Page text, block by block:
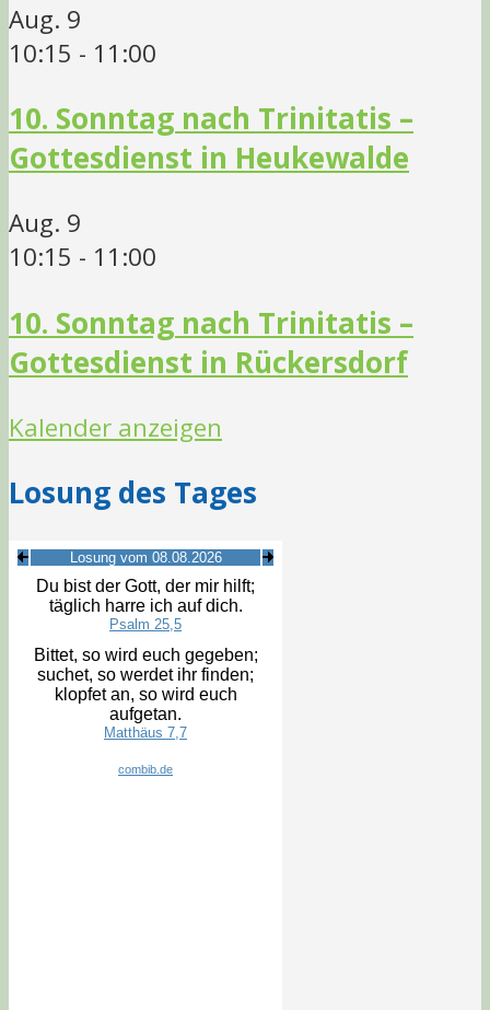
Aug. 9
10:15 - 11:00
10. Sonntag nach Trinitatis –
Gottesdienst in Heukewalde
Aug. 9
10:15 - 11:00
10. Sonntag nach Trinitatis –
Gottesdienst in Rückersdorf
Kalender anzeigen
Losung des Tages